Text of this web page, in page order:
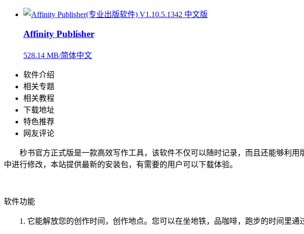
Affinity Publisher
528.14 MB/简体中文
软件介绍
相关专题
相关教程
下载地址
特色推荐
网友评论
秒书官方正式版是一款高效写作工具，该软件不仅可以随时记录，而且还能够利用
中进行修改，本站提供最新的安装包，有需要的用户可以下载体验。
软件功能
1. 它能解放您的创作时间，创作地点。您可以在坐地铁，品咖啡，跑步的时间里通